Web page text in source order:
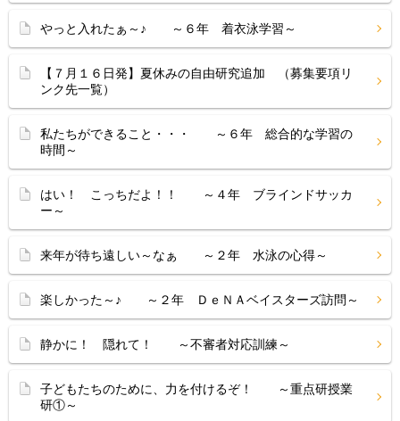
やっと入れたぁ～♪ ～６年 着衣泳学習～
【７月１６日発】夏休みの自由研究追加 （募集要項リ
ンク先一覧）
私たちができること・・・ ～６年 総合的な学習の
時間～
はい！ こっちだよ！！ ～４年 ブラインドサッカ
ー～
来年が待ち遠しい～なぁ ～２年 水泳の心得～
楽しかった～♪ ～２年 ＤｅＮＡベイスターズ訪問～
静かに！ 隠れて！ ～不審者対応訓練～
子どもたちのために、力を付けるぞ！ ～重点研授業
研①～